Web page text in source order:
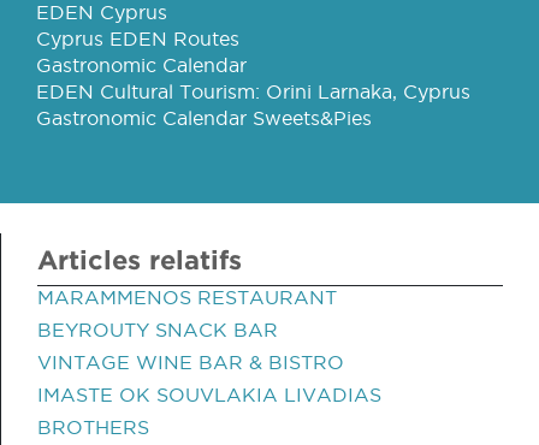
EDEN Cyprus
Cyprus EDEN Routes
Gastronomic Calendar
EDEN Cultural Tourism: Orini Larnaka, Cyprus
Gastronomic Calendar Sweets&Pies
Articles relatifs
MARAMMENOS RESTAURANT
BEYROUTY SNACK BAR
VINTAGE WINE BAR & BISTRO
IMASTE OK SOUVLAKIA LIVADIAS
BROTHERS